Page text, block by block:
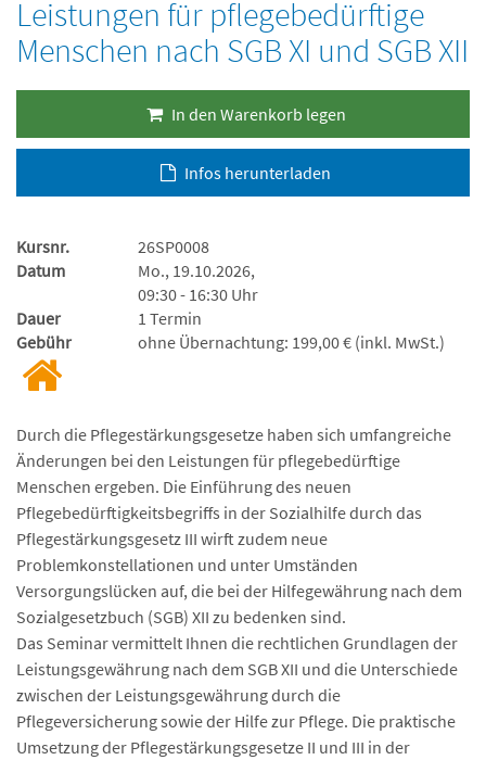
Leistungen für pflegebedürftige
Menschen nach SGB XI und SGB XII
In den Warenkorb legen
Infos herunterladen
Kursnr.
26SP0008
Datum
Mo., 19.10.2026,
09:30 - 16:30 Uhr
Dauer
1 Termin
Gebühr
ohne Übernachtung: 199,00 € (inkl. MwSt.)
Durch die Pflegestärkungsgesetze haben sich umfangreiche
Änderungen bei den Leistungen für pflegebedürftige
Menschen ergeben. Die Einführung des neuen
Pflegebedürftigkeitsbegriffs in der Sozialhilfe durch das
Pflegestärkungsgesetz III wirft zudem neue
Problemkonstellationen und unter Umständen
Versorgungslücken auf, die bei der Hilfegewährung nach dem
Sozialgesetzbuch (SGB) XII zu bedenken sind.
Das Seminar vermittelt Ihnen die rechtlichen Grundlagen der
Leistungsgewährung nach dem SGB XII und die Unterschiede
zwischen der Leistungsgewährung durch die
Pflegeversicherung sowie der Hilfe zur Pflege. Die praktische
Umsetzung der Pflegestärkungsgesetze II und III in der